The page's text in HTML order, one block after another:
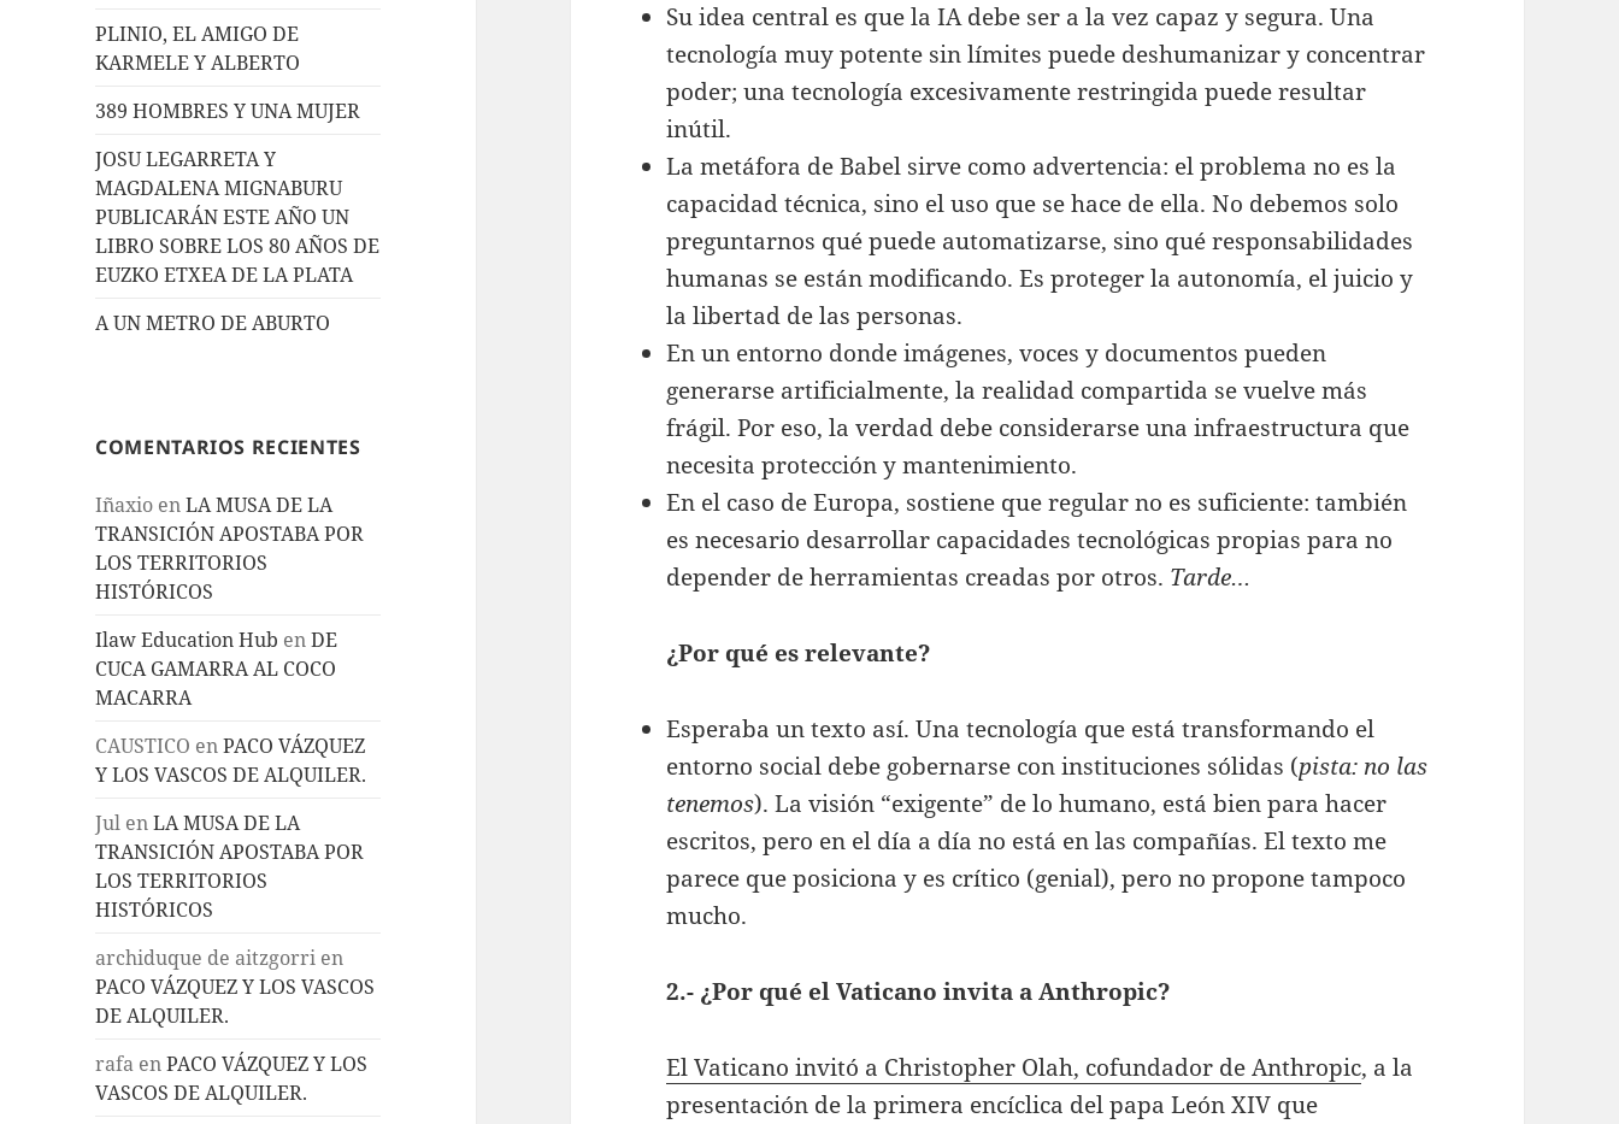
PLINIO, EL AMIGO DE
KARMELE Y ALBERTO
389 HOMBRES Y UNA MUJER
JOSU LEGARRETA Y
MAGDALENA MIGNABURU
PUBLICARÁN ESTE AÑO UN
LIBRO SOBRE LOS 80 AÑOS DE
EUZKO ETXEA DE LA PLATA
A UN METRO DE ABURTO
COMENTARIOS RECIENTES
Iñaxio enLA MUSA DE LA
TRANSICIÓN APOSTABA POR
LOS TERRITORIOS
HISTÓRICOS
Ilaw Education Hub enDE
CUCA GAMARRA AL COCO
MACARRA
CAUSTICO enPACO VÁZQUEZ
Y LOS VASCOS DE ALQUILER.
Jul enLA MUSA DE LA
TRANSICIÓN APOSTABA POR
LOS TERRITORIOS
HISTÓRICOS
archiduque de aitzgorri en
PACO VÁZQUEZ Y LOS VASCOS
DE ALQUILER.
rafa enPACO VÁZQUEZ Y LOS
VASCOS DE ALQUILER.
Su idea central es que la IA debe ser a la vez capaz y segura. Una
tecnología muy potente sin límites puede deshumanizar y concentrar
poder; una tecnología excesivamente restringida puede resultar
inútil.
La metáfora de Babel sirve como advertencia: el problema no es la
capacidad técnica, sino el uso que se hace de ella. No debemos solo
preguntarnos qué puede automatizarse, sino qué responsabilidades
humanas se están modificando. Es proteger la autonomía, el juicio y
la libertad de las personas.
En un entorno donde imágenes, voces y documentos pueden
generarse artificialmente, la realidad compartida se vuelve más
frágil. Por eso, la verdad debe considerarse una infraestructura que
necesita protección y mantenimiento.
En el caso de Europa, sostiene que regular no es suficiente: también
es necesario desarrollar capacidades tecnológicas propias para no
depender de herramientas creadas por otros. Tarde…
¿Por qué es relevante?
Esperaba un texto así. Una tecnología que está transformando el
entorno social debe gobernarse con instituciones sólidas (pista: no las
tenemos). La visión “exigente” de lo humano, está bien para hacer
escritos, pero en el día a día no está en las compañías. El texto me
parece que posiciona y es crítico (genial), pero no propone tampoco
mucho.
2.- ¿Por qué el Vaticano invita a Anthropic?
El Vaticano invitó a Christopher Olah, cofundador de Anthropic, a la
presentación de la primera encíclica del papa León XIV que